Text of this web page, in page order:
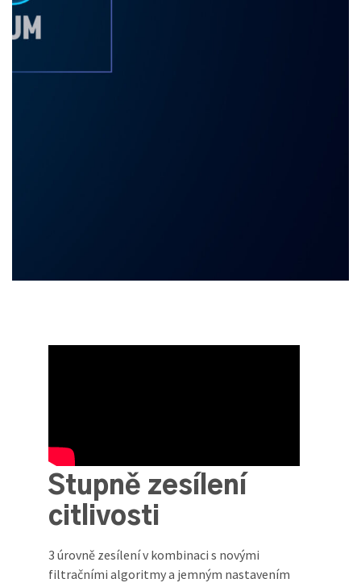
Stupně zesílení
citlivosti
3 úrovně zesílení v kombinaci s novými
filtračními algoritmy a jemným nastavením